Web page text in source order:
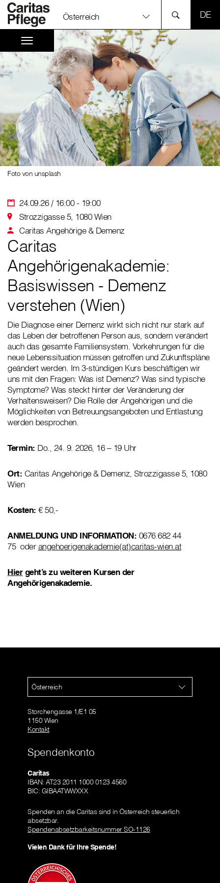
Österreich
24.09.26 / 16:00 - 19:00
Strozzigasse 5, 1080 Wien
Caritas Angehörige & Demenz
Foto von unsplash
Caritas
Angehörigenakademie:
Basiswissen - Demenz
verstehen (Wien)
Die Diagnose einer Demenz wirkt sich nicht nur stark auf
das Leben der betroffenen Person aus, sondern verändert
auch das gesamte Familiensystem. Vorkehrungen für die
neue Lebenssituation müssen getroffen und Zukunftspläne
geändert werden. Im 3-stündigen Kurs beschäftigen wir
uns mit den Fragen: Was ist Demenz? Was sind typische
Symptome? Was steckt hinter der Veränderung der
Verhaltensweisen? Die Rolle der Angehörigen und die
Möglichkeiten von Betreuungsangeboten und Entlastung
werden besprochen.
Termin: Do., 24. 9. 2026, 16 – 19 Uhr
Ort: Caritas Angehörige & Demenz, Strozzigasse 5, 1080
Wien
Kosten: € 50,-
ANMELDUNG UND INFORMATION: 0676 682 44
75 oderangehoerigenakademie(at)caritas-wien.at
Hiergeht’s zu weiteren Kursen der
Angehörigenakademie.
Österreich
Storchengasse 1/E1 05
1150 Wien
Kontakt
Spendenkonto
Caritas
IBAN: AT23 2011 1000 0123 4560
BIC: GIBAATWWXXX
Spenden an die Caritas sind in Österreich steuerlich
absetzbar.
Spendenabsetzbarkeitsnummer SO-1126
Vielen Dank für Ihre Spende!